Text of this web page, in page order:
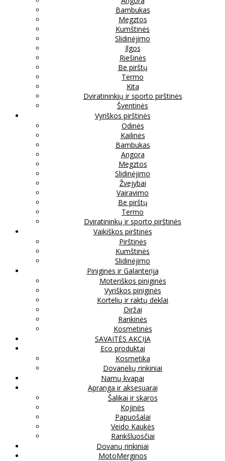
Bambukas
Megztos
Kumštinės
Slidinėjimo
Ilgos
Riešinės
Be pirštų
Termo
Kita
Dviratininkių ir sporto pirštinės
Šventinės
Vyriškos pirštinės
Odinės
Kailinės
Bambukas
Angora
Megztos
Slidinėjimo
Žvejybai
Vairavimo
Be pirštų
Termo
Dviratininkų ir sporto pirštinės
Vaikiškos pirštinės
Pirštinės
Kumštinės
Slidinėjimo
Piniginės ir Galanterija
Moteriškos piniginės
Vyriškos piniginės
Kortelių ir raktų dėklai
Diržai
Rankinės
Kosmetinės
SAVAITĖS AKCIJA
Eco produktai
Kosmetika
Dovanėlių rinkiniai
Namų kvapai
Apranga ir aksesuarai
Šalikai ir skaros
Kojinės
Papuošalai
Veido Kaukės
Rankšluosčiai
Dovanų rinkiniai
MotoMerginos